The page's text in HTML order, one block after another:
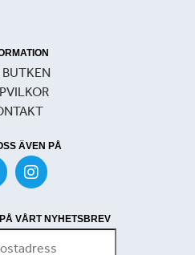
ÄVEN PÅ
VÅRT NYHETSBREV